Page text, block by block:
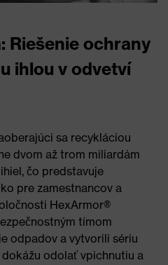
Riešenie ochrany
ihlou v odvetví
sa recykláciou
dvom až trom miliardám
čo predstavuje
pre zamestnancov a
HexArmor®
tímom
odpadov a vytvorili sériu
odolať vpichnutiu a